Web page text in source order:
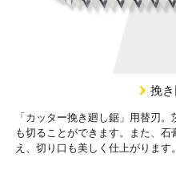
挽
「カッター挽き廻し鋸」用替刃
も切ることができます。また、
え、切り口も美しく仕上がります。